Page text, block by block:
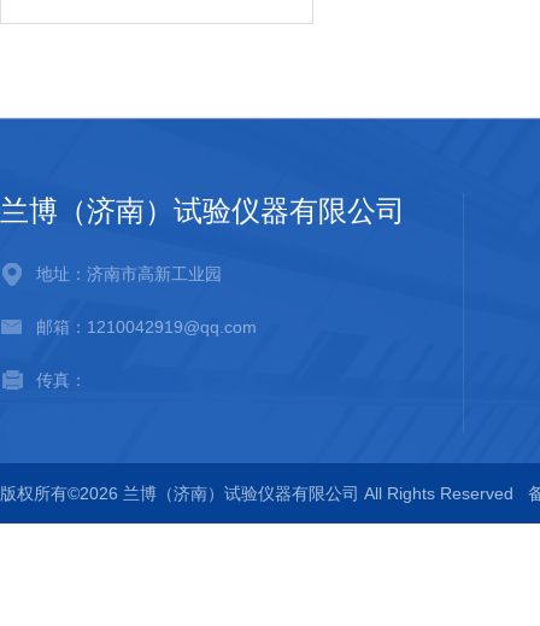
兰博（济南）试验仪器有限公司
地址：济南市高新工业园
邮箱：1210042919@qq.com
传真：
版权所有©2026 兰博（济南）试验仪器有限公司 All Rights Reserved